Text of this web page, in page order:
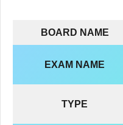
BOARD NAME
EXAM NAME
TYPE